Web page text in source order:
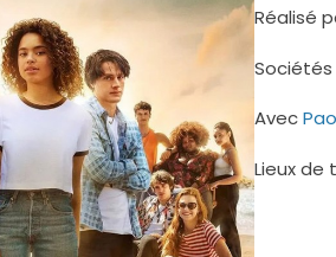
Réalisé
Avec
Lieux de